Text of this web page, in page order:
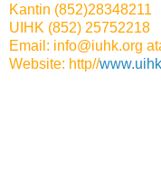
Kantin (852)28348211
UIHK (852) 25752218
Email: info@iuhk.org
Website: http//